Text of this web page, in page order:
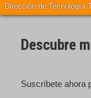
Dirección de Tecnología
Descubre
Suscríbete ahora